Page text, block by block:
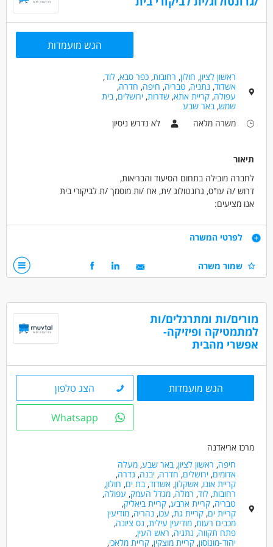
הגש מועמדות
ראשון לציון, חולון, רחובות,כפר סבא,לוד,
אשדוד, נתניה, טבריה, חיפה, חדרה,
עפולה,קריית אתא,שדרות,ירושלים,בית
שמש,באר שבע
משרה מלאה
לא נדרש ניסיון
תיאור
לחברה מובילה בתחום הסיעוד והבריאות,
דרוש /ה עו"ס, גרונטולוג /ית, אח /ות מוסמך /ת לביקורי בית
אנו מציעים:
המשרה כוללת שטח ומשרד.
עזרה לקשישים במיצוי זכויותיהם, ביצוע ביקורי בית שוטפים, בניית קשר
מקצועי עם גורמים בקהילה ותיווך עם הגורמים השונים סביב הקשיש /ה,
דרישות
רישיון נהיגה - חובה
מדעי החברה - עבודה סוציאלית ורווחה
רפואה /רפואה אלטרנטיבית - אחים/ות
מאפייני משרה
עבודה כפרילאנסר.ית /עצמאי.ת
משרה מלאה
לפרטי המשרה
שמור משרה
מורים/ות ומתרגלים/ות
למתמטיקה ופיזיקה-
אפשרי מהבית
הגש מועמדות הצג טלפון
Whatsapp
מרכז אריאדנה
חיפה, ראשון לציון,באר שבע,מעלה
אדומים,ירושלים, חדרה,יבנה, גדרה,
קריית אונו,אשקלון,אשדוד,בת ים, חולון,
רחובות,לוד, רמלה,מגדל העמק, עפולה,
טבריה,קריית ארבע,קריית ביאליק,
קריית ים,קריית גת, עכו, נהריה,מודיעין
מכבים רעות,מודיעין עילית, נס ציונה,
פתח תקווה, נתניה, ראש העין,
יהוד-מונוסון,קריית מוצקין,קריית מלאכי,